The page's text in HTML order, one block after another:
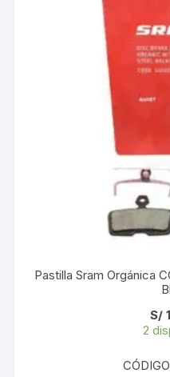
Pastilla Sram Orgánica
S/
2